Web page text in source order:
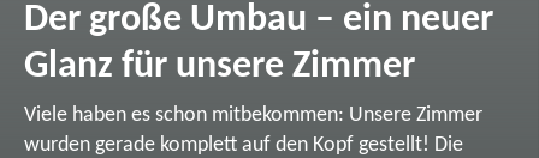
Der große Umbau – ein neuer
Glanz für unsere Zimmer
Viele haben es schon mitbekommen: Unsere Zimmer
wurden gerade komplett auf den Kopf gestellt! Die